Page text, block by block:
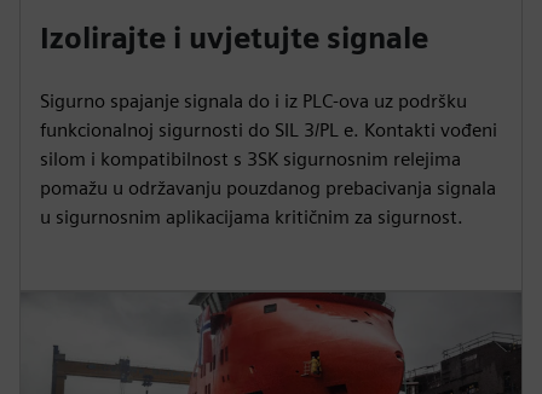
Izolirajte i uvjetujte signale
Sigurno spajanje signala do i iz PLC-ova uz podršku
funkcionalnoj sigurnosti do SIL 3/PL e. Kontakti vođeni
silom i kompatibilnost s 3SK sigurnosnim relejima
pomažu u održavanju pouzdanog prebacivanja signala
u sigurnosnim aplikacijama kritičnim za sigurnost.